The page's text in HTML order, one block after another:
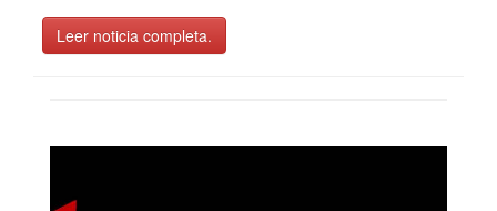
Leer noticia completa.